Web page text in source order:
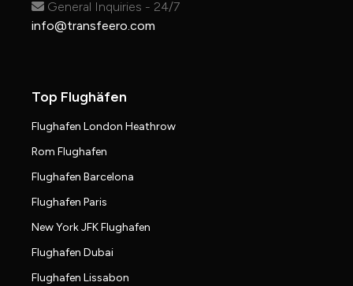
General Inquiries - 24/7
info@transfeero.com
Top Flughäfen
Flughafen London Heathrow
Rom Flughafen
Flughafen Barcelona
Flughafen Paris
New York JFK Flughafen
Flughafen Dubai
Flughafen Lissabon